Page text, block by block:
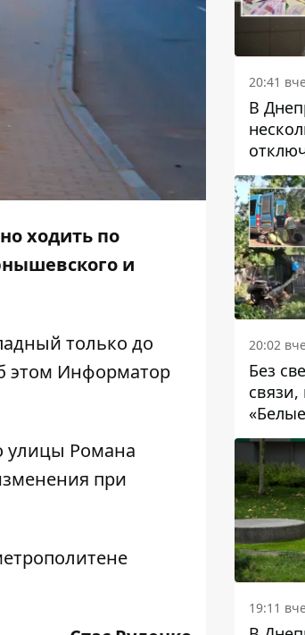
ходить по
и
только до
этом Информатор
улицы Романа
при
20:41
В
в
20:02
Без
связи,
19:11